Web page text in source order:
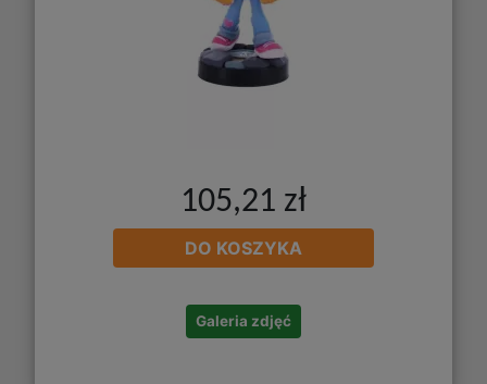
105,21 zł
DO KOSZYKA
Galeria zdjęć